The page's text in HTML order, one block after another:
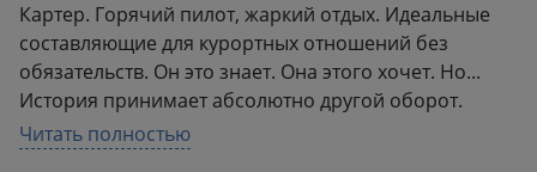
Картер. Горячий пилот, жаркий отдых. Идеальные
составляющие для курортных отношений без
обязательств. Он это знает. Она этого хочет. Но...
История принимает абсолютно другой оборот.
Роман становится остросюжетным,
остросоциальным. Да, перчинка всё-таки есть.
Читать полностью